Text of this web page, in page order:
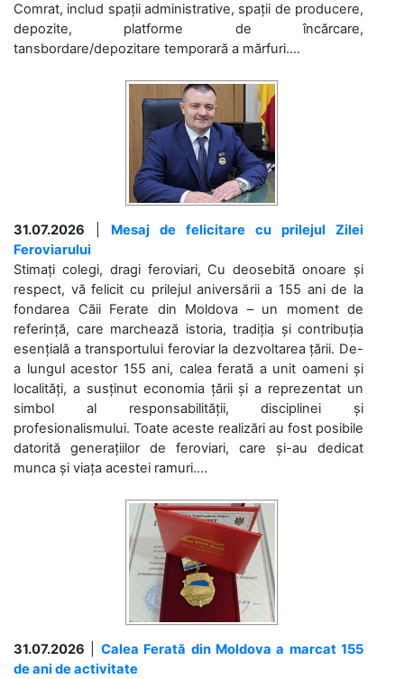
Comrat, includ spații administrative, spații de producere,
depozite, platforme de încărcare,
tansbordare/depozitare temporară a mărfuri....
31.07.2026
Mesaj de felicitare cu prilejul Zilei
Feroviarului
Stimați colegi, dragi feroviari, Cu deosebită onoare și
respect, vă felicit cu prilejul aniversării a 155 ani de la
fondarea Căii Ferate din Moldova – un moment de
referință, care marchează istoria, tradiția și contribuția
esențială a transportului feroviar la dezvoltarea țării. De-
a lungul acestor 155 ani, calea ferată a unit oameni și
localități, a susținut economia țării și a reprezentat un
simbol al responsabilității, disciplinei și
profesionalismului. Toate aceste realizări au fost posibile
datorită generațiilor de feroviari, care și-au dedicat
munca și viața acestei ramuri....
31.07.2026
Calea Ferată din Moldova a marcat 155
de ani de activitate